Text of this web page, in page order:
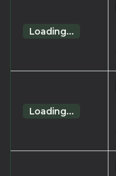
Loading...
Loading...